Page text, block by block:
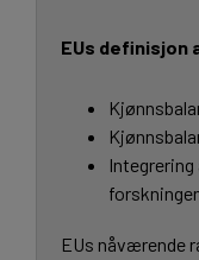
EUs definisjon
EUs nåværende